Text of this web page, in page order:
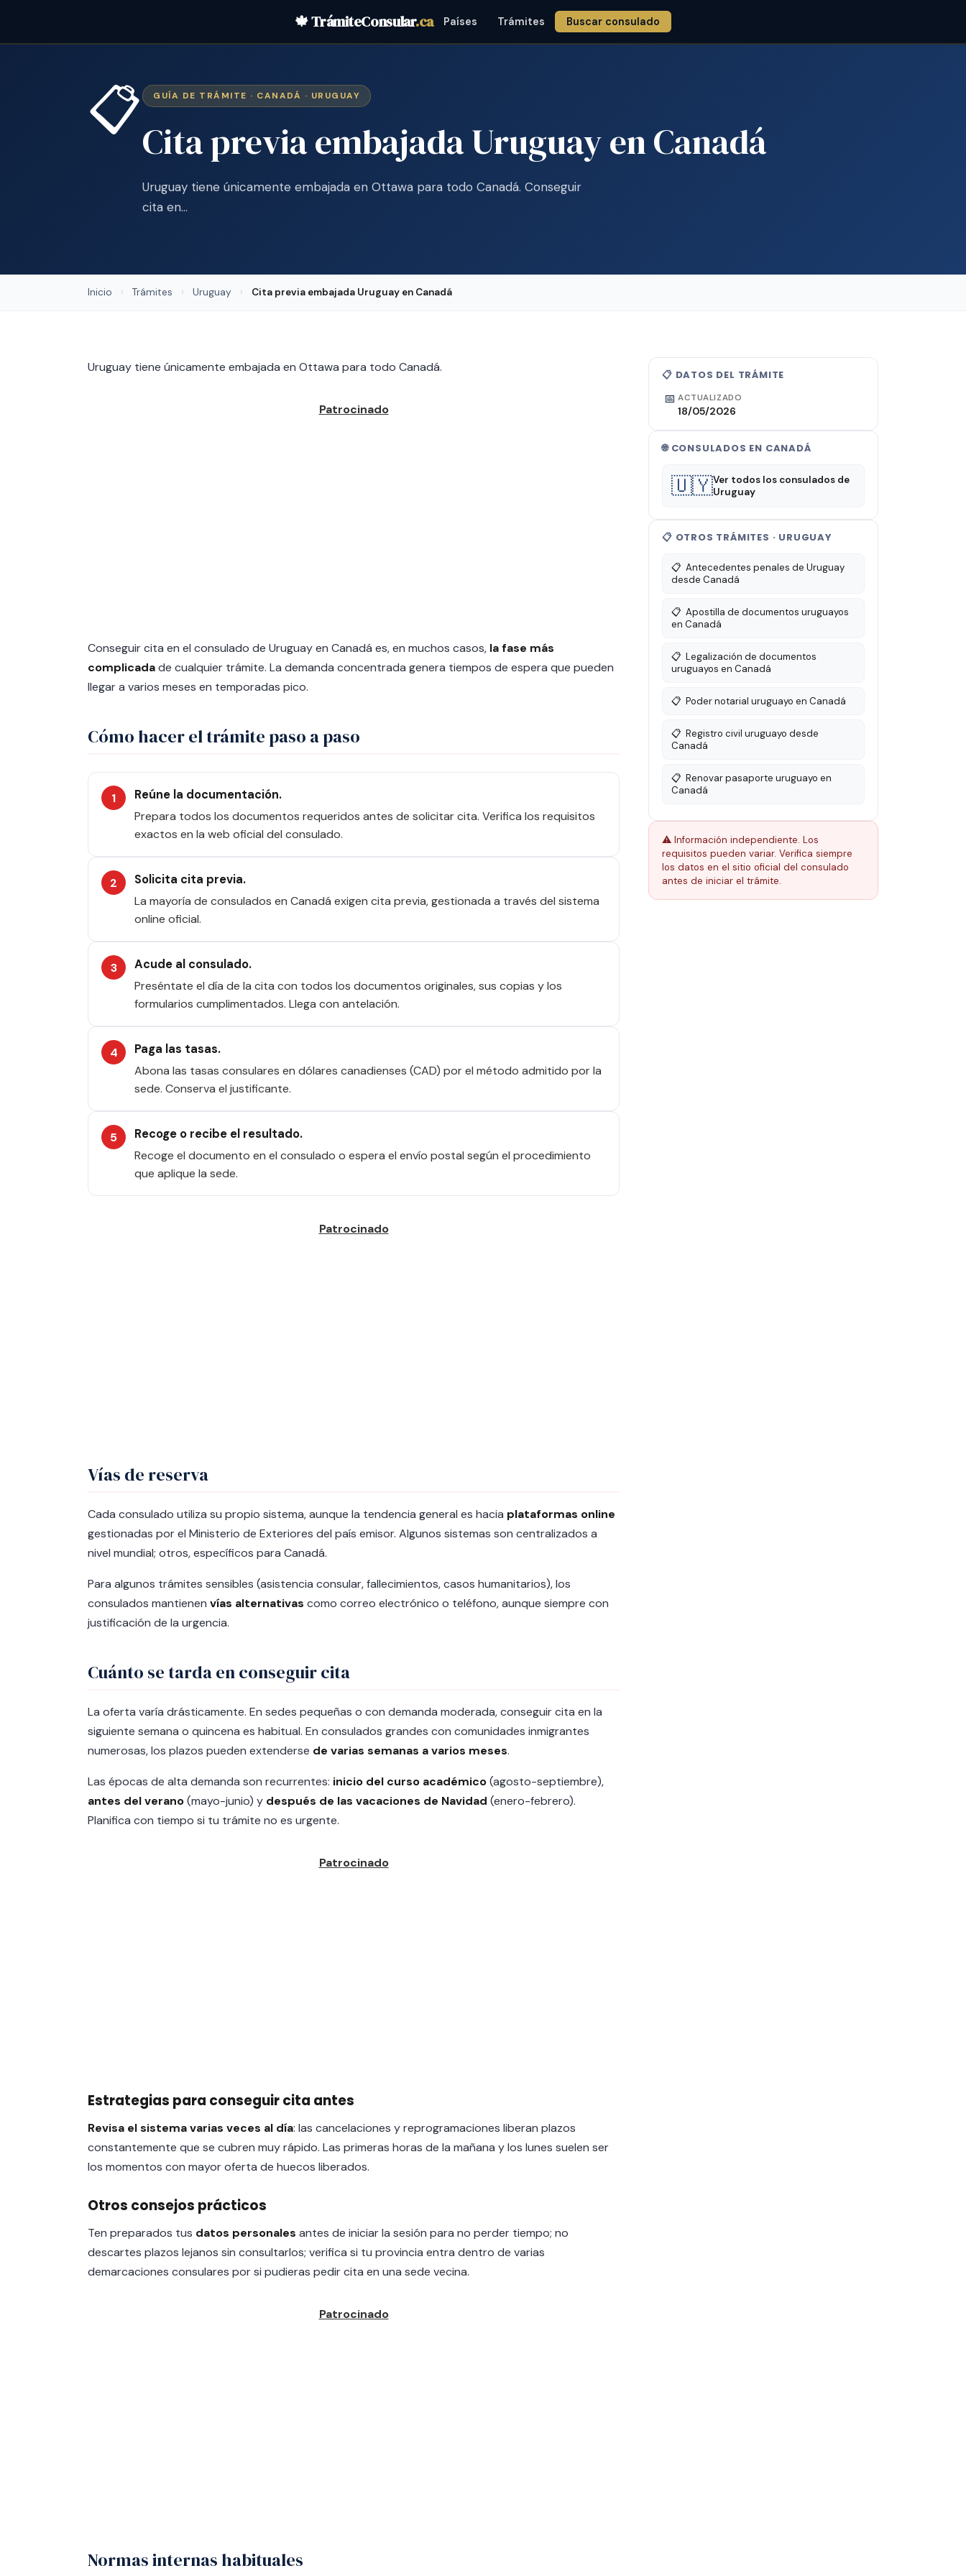
🍁 TrámiteConsular.ca Países Trámites Buscar consulado
📋 GUÍA DE TRÁMITE · CANADÁ · URUGUAY
Cita previa embajada Uruguay en Canadá
Uruguay tiene únicamente embajada en Ottawa para todo Canadá. Conseguir
cita en…
Inicio › Trámites › Uruguay › Cita previa embajada Uruguay en Canadá
📋 DATOS DEL TRÁMITE
📅 ACTUALIZADO
18/05/2026
🌐 CONSULADOS EN CANADÁ
🇺🇾Ver todos los consulados de
Uruguay
📋 OTROS TRÁMITES · URUGUAY
📋 Antecedentes penales de Uruguay
desde Canadá
📋 Apostilla de documentos uruguayos
en Canadá
📋 Legalización de documentos
uruguayos en Canadá
📋 Poder notarial uruguayo en Canadá
📋 Registro civil uruguayo desde
Canadá
📋 Renovar pasaporte uruguayo en
Canadá
⚠️ Información independiente. Los
requisitos pueden variar. Verifica siempre
los datos en el sitio oficial del consulado
antes de iniciar el trámite.
Uruguay tiene únicamente embajada en Ottawa para todo Canadá.
Conseguir cita en el consulado de Uruguay en Canadá es, en muchos casos, la fase más
complicadade cualquier trámite. La demanda concentrada genera tiempos de espera que pueden
llegar a varios meses en temporadas pico.
Cómo hacer el trámite paso a paso
Reúne la documentación.
Prepara todos los documentos requeridos antes de solicitar cita. Verifica los requisitos
exactos en la web oficial del consulado.
Solicita cita previa.
La mayoría de consulados en Canadá exigen cita previa, gestionada a través del sistema
online oficial.
Acude al consulado.
Preséntate el día de la cita con todos los documentos originales, sus copias y los
formularios cumplimentados. Llega con antelación.
Paga las tasas.
Abona las tasas consulares en dólares canadienses (CAD) por el método admitido por la
sede. Conserva el justificante.
Recoge o recibe el resultado.
Recoge el documento en el consulado o espera el envío postal según el procedimiento
que aplique la sede.
Vías de reserva
Cada consulado utiliza su propio sistema, aunque la tendencia general es hacia plataformas online
gestionadas por el Ministerio de Exteriores del país emisor. Algunos sistemas son centralizados a
nivel mundial; otros, específicos para Canadá.
Para algunos trámites sensibles (asistencia consular, fallecimientos, casos humanitarios), los
consulados mantienen vías alternativas como correo electrónico o teléfono, aunque siempre con
justificación de la urgencia.
Cuánto se tarda en conseguir cita
La oferta varía drásticamente. En sedes pequeñas o con demanda moderada, conseguir cita en la
siguiente semana o quincena es habitual. En consulados grandes con comunidades inmigrantes
numerosas, los plazos pueden extenderse de varias semanas a varios meses.
Las épocas de alta demanda son recurrentes: inicio del curso académico(agosto-septiembre),
antes del verano(mayo-junio) y después de las vacaciones de Navidad (enero-febrero).
Planifica con tiempo si tu trámite no es urgente.
Estrategias para conseguir cita antes
Revisa el sistema varias veces al día: las cancelaciones y reprogramaciones liberan plazos
constantemente que se cubren muy rápido. Las primeras horas de la mañana y los lunes suelen ser
los momentos con mayor oferta de huecos liberados.
Otros consejos prácticos
Ten preparados tus datos personales antes de iniciar la sesión para no perder tiempo; no
descartes plazos lejanos sin consultarlos; verifica si tu provincia entra dentro de varias
demarcaciones consulares por si pudieras pedir cita en una sede vecina.
Normas internas habituales